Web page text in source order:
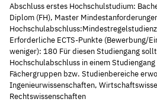
Abschluss erstes Hochschulstudium:
Diplom (FH), Master
Erforderliche ECTS-Punkte (Bewerbung/
weniger): 180 Für diesen Studiengang
Hochschulabschluss in einem
Fächergruppen bzw. Studienbereiche
Ingenieurwissenschaften,
Rechtswissenschaften